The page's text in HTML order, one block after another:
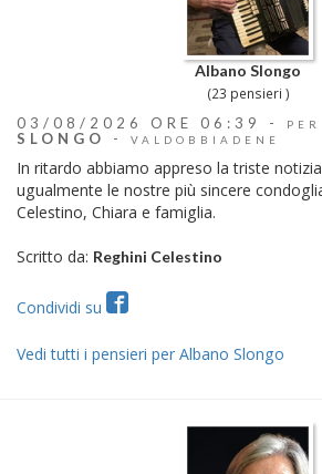
Albano Slongo
(23 pensieri )
03/08/2026 ORE 06:39 - PER
SLONGO
- VALDOBBIADENE
In ritardo abbiamo appreso la triste
ugualmente le nostre più sincere
Celestino, Chiara e famiglia.
Scritto da: Reghini Celestino
Condividi su
Vedi tutti i pensieri per Albano Slongo